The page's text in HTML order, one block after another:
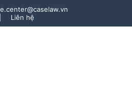
Liên hệ